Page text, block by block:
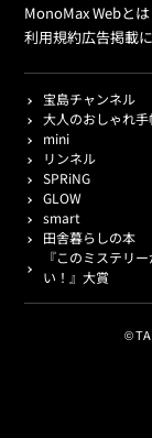
MonoMax Webと
利用規約広告掲載
宝島チャンネル
大人のおしゃれ手
mini
リンネル
SPRiNG
GLOW
smart
田舎暮らしの本
『このミステリ
い！』大賞
©